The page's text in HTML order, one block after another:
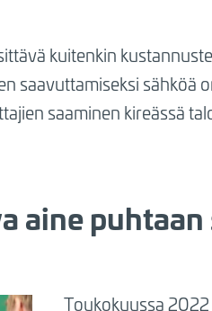
kuitenkin
saavuttamiseksi sähköä
saaminen kireässä
aine
Toukokuussa